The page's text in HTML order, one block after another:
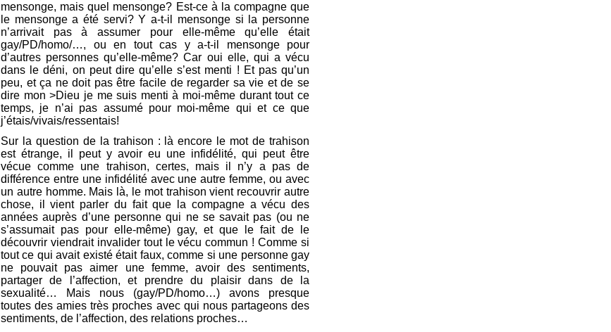
mensonge, mais quel mensonge? Est-ce à la compagne que
le mensonge a été servi? Y a-t-il mensonge si la personne
n’arrivait pas à assumer pour elle-même qu’elle était
gay/PD/homo/…, ou en tout cas y a-t-il mensonge pour
d’autres personnes qu’elle-même? Car oui elle, qui a vécu
dans le déni, on peut dire qu’elle s’est menti ! Et pas qu’un
peu, et ça ne doit pas être facile de regarder sa vie et de se
dire mon >Dieu je me suis menti à moi-même durant tout ce
temps, je n’ai pas assumé pour moi-même qui et ce que
j’étais/vivais/ressentais!
Sur la question de la trahison : là encore le mot de trahison
est étrange, il peut y avoir eu une infidélité, qui peut être
vécue comme une trahison, certes, mais il n’y a pas de
différence entre une infidélité avec une autre femme, ou avec
un autre homme. Mais là, le mot trahison vient recouvrir autre
chose, il vient parler du fait que la compagne a vécu des
années auprès d’une personne qui ne se savait pas (ou ne
s’assumait pas pour elle-même) gay, et que le fait de le
découvrir viendrait invalider tout le vécu commun ! Comme si
tout ce qui avait existé était faux, comme si une personne gay
ne pouvait pas aimer une femme, avoir des sentiments,
partager de l’affection, et prendre du plaisir dans de la
sexualité… Mais nous (gay/PD/homo…) avons presque
toutes des amies très proches avec qui nous partageons des
sentiments, de l’affection, des relations proches…